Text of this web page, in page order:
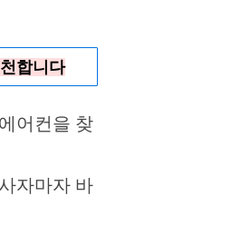
합니다
어컨을 찾
자마자 바